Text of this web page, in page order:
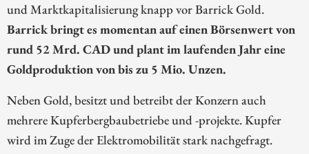
und Marktkapitalisierung knapp vor Barrick Gold.
Barrick bringt es momentan auf einen Börsenwert von
rund 52 Mrd. CAD und plant im laufenden Jahr eine
Goldproduktion von bis zu 5 Mio. Unzen.
Neben Gold, besitzt und betreibt der Konzern auch
mehrere Kupferbergbaubetriebe und -projekte. Kupfer
wird im Zuge der Elektromobilität stark nachgefragt.